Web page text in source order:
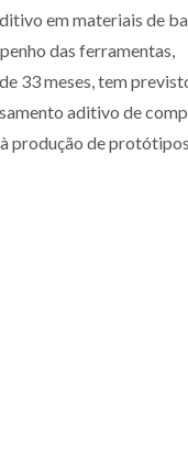
em materiais de
das ferramentas,
33 meses, tem
aditivo de
produção de